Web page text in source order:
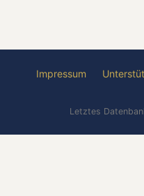
Impressum
Letztes